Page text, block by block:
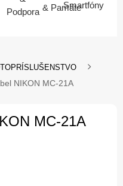
Podpora & PamäteSmartfóny
NIKON MC-21A
MC-21A